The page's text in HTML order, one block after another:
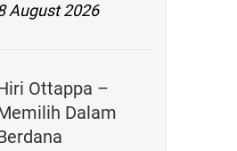
August 2026
Ottappa –
Dalam